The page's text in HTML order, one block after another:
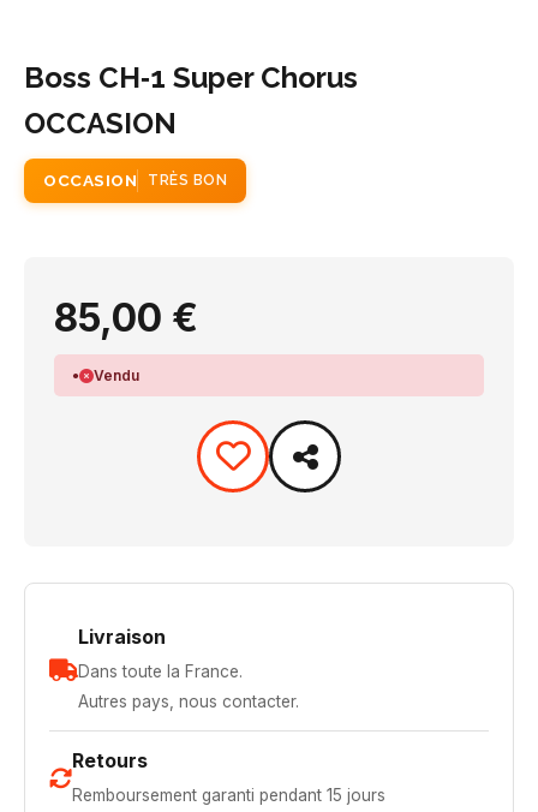
Boss CH‑1 Super Chorus
OCCASION
OCCASION TRÈS BON
85,00 €
Vendu
Livraison
Dans toute la France.
Autres pays, nous contacter.
Retours
Remboursement garanti pendant 15 jours